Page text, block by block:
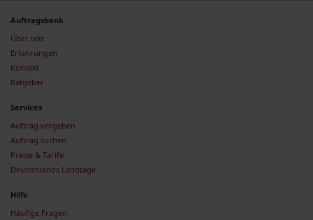
Auftragsbank
Über uns
Erfahrungen
Kontakt
Ratgeber
Services
Auftrag vergeben
Auftrag suchen
Preise & Tarife
Deutschlands Landtage
Hilfe
Häufige Fragen